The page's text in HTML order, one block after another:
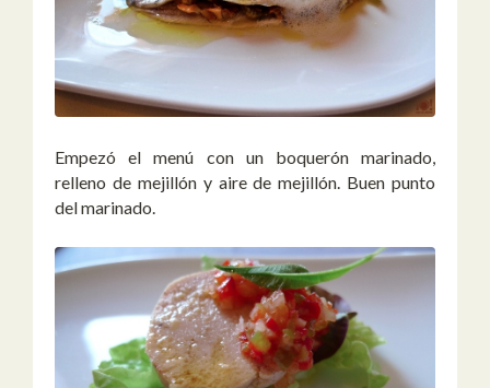
Empezó el menú con un boquerón marinado,
relleno de mejillón y aire de mejillón. Buen punto
del marinado.